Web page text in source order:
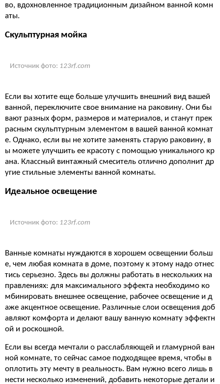
во, вдохновленное традиционным дизайном ванной комн
аты.
Скульптурная мойка
Источник фото: 123rf.com
Если вы хотите еще больше улучшить внешний вид вашей
ванной, переключите свое внимание на раковину. Они бы
вают разных форм, размеров и материалов, и станут прек
расным скульптурным элементом в вашей ванной комнат
е. Однако, если вы не хотите заменять старую раковину, в
ы можете улучшить ее красоту с помощью уникального кр
ана. Классный винтажный смеситель отлично дополнит др
угие стильные элементы ванной комнаты.
Идеальное освещение
Источник фото: 123rf.com
Ванные комнаты нуждаются в хорошем освещении больш
е, чем любая комната в доме, поэтому к этому надо отнес
тись серьезно. Здесь вы должны работать в нескольких на
правлениях: для максимального эффекта необходимо ко
мбинировать внешнее освещение, рабочее освещение и д
аже акцентное освещение. Различные слои освещения доб
авляют комфорта и делают вашу ванную комнату эффектн
ой и роскошной.
Если вы всегда мечтали о расслабляющей и гламурной ван
ной комнате, то сейчас самое подходящее время, чтобы в
оплотить эту мечту в реальность. Вам нужно всего лишь в
нести несколько изменений, добавить некоторые детали и